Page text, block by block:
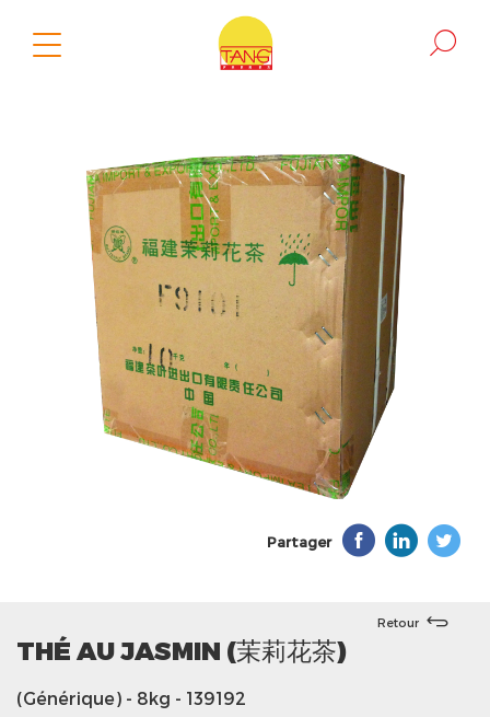
Partager
Retour
THÉ AU JASMIN (茉莉花茶)
(Générique) - 8kg - 139192